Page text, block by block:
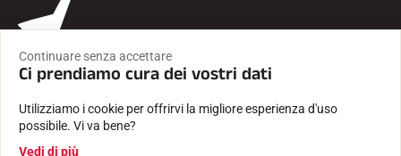
Continuare senza accettare
Ci prendiamo cura dei vostri dati
Utilizziamo i cookie per offrirvi la migliore esperienza d'uso
possibile. Vi va bene?
Vedi di più